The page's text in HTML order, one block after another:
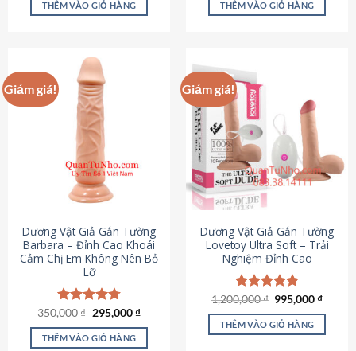
5 sao
1,095,000 ₫.
THÊM VÀO GIỎ HÀNG
5 sao 1,800,000 ₫.
THÊM VÀO GIỎ HÀNG
Giảm giá!
Dương Vật Giả Gắn Tường
Barbara – Đỉnh Cao Khoái
Cảm Chị Em Không Nên Bỏ
Lỡ
Được xếp
hạng4.79
5 sao
350,000₫ Giá
là:
350,000 ₫.
295,000₫Giá
tại
THÊM VÀO GIỎ HÀNG
Giảm giá!
Dương Vật Giả Gắn Tường
Lovetoy Ultra Soft – Trải
Nghiệm Đỉnh Cao
Được xếp
hạng4.82
5 sao
1,200,000₫ Giá
là:
1,200,000 ₫.
995,000₫Giá
tại
THÊM VÀO GIỎ HÀNG